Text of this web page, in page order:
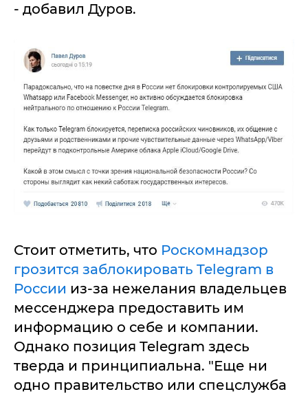
- добавил Дуров.
Стоит отметить, что Роскомнадзор
грозится заблокировать Telegram в
России из-за нежелания владельцев
мессенджера предоставить им
информацию о себе и компании.
Однако позиция Telegram здесь
тверда и принципиальна. "Еще ни
одно правительство или спецслужба